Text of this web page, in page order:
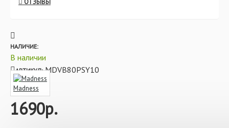
Отличительной особенностью приманки Madness
Shiriten Vibe можно применять при ловле с берега,
лодки, а также зимой при ловле со льда. Обтекаемая
форма приманки, позволяет отправлять Shiriten на
дальние расстояния при забросе, а при ловле со льда
приманка способна быстро погружаться на
значительную глубину.
ОТЗЫВЫ
1690р.
НАЛИЧИЕ:
В наличии
АРТИКУЛ: MDVB80PSY10
Madness